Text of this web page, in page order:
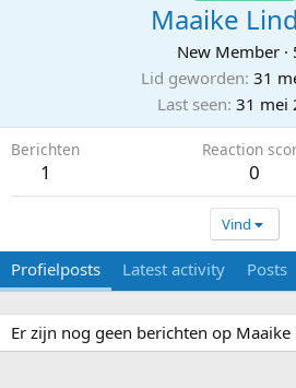
Maaike
New Member ·
Lid geworden 31
Last seen 31 mei
Berichten
1
Reaction
0
Vind
Profielposts Latest activity Posts
Er zijn nog geen berichten op